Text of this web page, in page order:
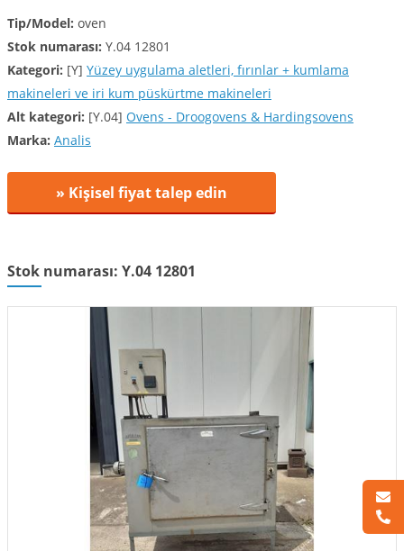
Tip/Model: oven
Stok numarası: Y.04 12801
Kategori: [Y] Yüzey uygulama aletleri, fırınlar + kumlama
makineleri ve iri kum püskürtme makineleri
Alt kategori: [Y.04] Ovens - Droogovens & Hardingsovens
Marka: Analis
» Kişisel fiyat talep edin
Stok numarası: Y.04 12801